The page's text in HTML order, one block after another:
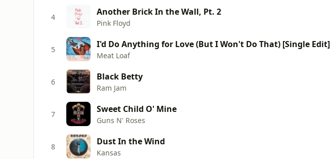
4 Another Brick In the Wall, Pt. 2
Pink Floyd
5 I'd Do Anything for Love (But I Won't Do That) [Single Edit]
Meat Loaf
6 Black Betty
Ram Jam
7 Sweet Child O' Mine
Guns N' Roses
8 Dust In the Wind
Kansas